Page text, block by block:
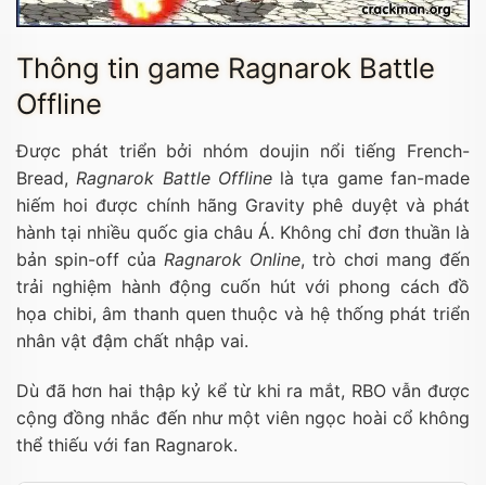
Thông tin game Ragnarok Battle
Offline
Được phát triển bởi nhóm doujin nổi tiếng French-
Bread,Ragnarok Battle Offlinelà tựa game fan-made
hiếm hoi được chính hãng Gravity phê duyệt và phát
hành tại nhiều quốc gia châu Á. Không chỉ đơn thuần là
bản spin-off của Ragnarok Online, trò chơi mang đến
trải nghiệm hành động cuốn hút với phong cách đồ
họa chibi, âm thanh quen thuộc và hệ thống phát triển
nhân vật đậm chất nhập vai.
Dù đã hơn hai thập kỷ kể từ khi ra mắt, RBO vẫn được
cộng đồng nhắc đến như một viên ngọc hoài cổ không
thể thiếu với fan Ragnarok.